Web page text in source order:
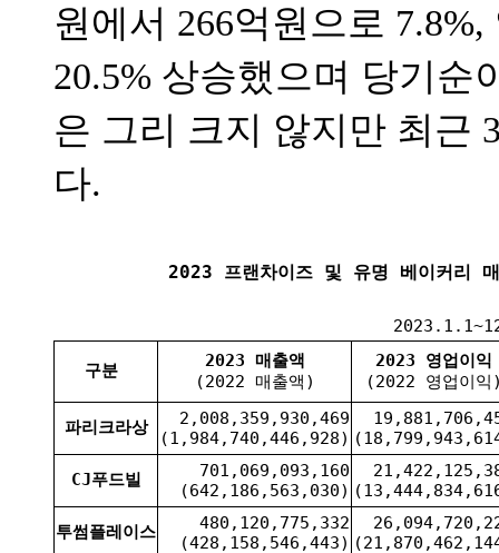
원에서 266억원으로
20.5% 상승했으며 당기순
은 그리 크지 않지만 최근
다.
2023 프랜차이즈 및 유명 베이커리
구분
2023 매출액
(2022 매출액)
2023 영업이익
(2022 영업이익
파리크라상
2,008,359,930,469
(1,984,740,446,928)
CJ푸드빌
701,069,093,160
(642,186,563,030)
투썸플레이스
480,120,775,332
(428,158,546,443)